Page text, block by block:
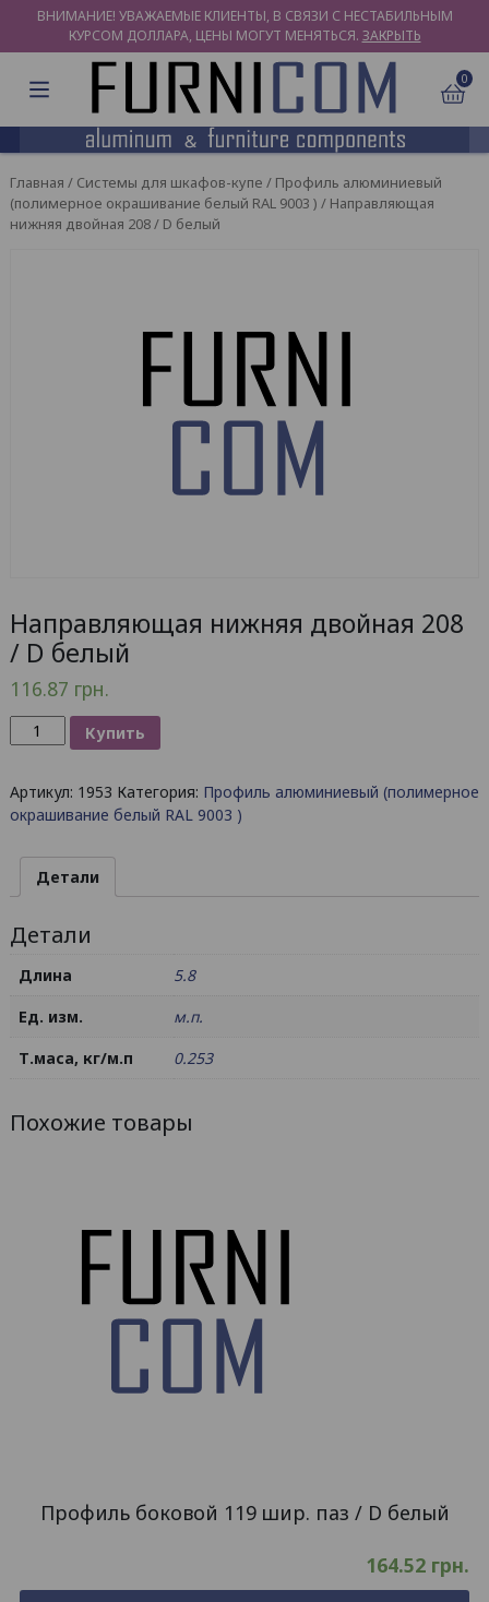
ВНИМАНИЕ! УВАЖАЕМЫЕ КЛИЕНТЫ, В СВЯЗИ С НЕСТАБИЛЬНЫМ
КУРСОМ ДОЛЛАРА, ЦЕНЫ МОГУТ МЕНЯТЬСЯ. ЗАКРЫТЬ
0
Главная / Системы для шкафов-купе / Профиль алюминиевый
(полимерное окрашивание белый RAL 9003 ) / Направляющая
нижняя двойная 208 / D белый
Направляющая нижняя двойная 208
/ D белый
116.87 грн.
Количество
товара
нижняя
двойная
Купить
Артикул: 1953 Категория: Профиль алюминиевый (полимерное
окрашивание белый RAL 9003 )
Детали
Детали
Длина
5.8
Ед. изм.
м.п.
Т.маса, кг/м.п
0.253
Похожие товары
Профиль боковой 119 шир. паз / D белый
164.52 грн.